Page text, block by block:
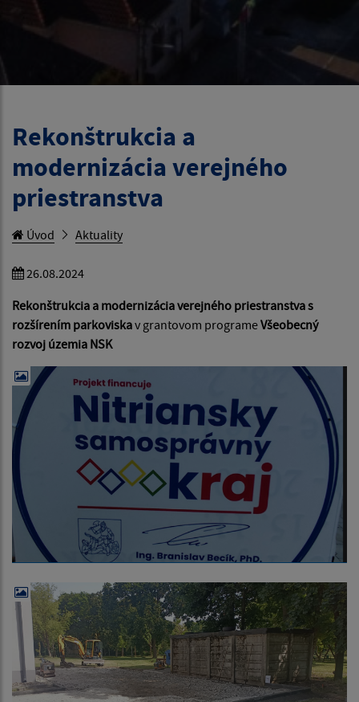
Rekonštrukcia a
modernizácia verejného
priestranstva
Úvod Aktuality
26.08.2024
Rekonštrukcia a modernizácia verejného priestranstva s
rozšírením parkoviskav grantovom programeVšeobecný
rozvoj územia NSK